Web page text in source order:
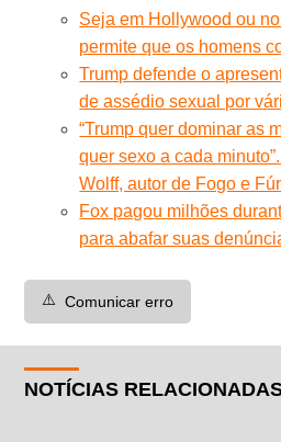
Seja em Hollywood ou
permite que os homens
Trump defende o
de assédio sexual por
“Trump quer dominar as
quer sexo a cada
Wolff, autor de Fogo e
Fox pagou milhões
para abafar suas
⚠️ Comunicar erro
NOTÍCIAS